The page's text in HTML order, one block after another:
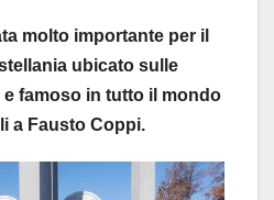
molto importante per il
ubicato sulle
famoso in tutto il mondo
a Fausto Coppi.